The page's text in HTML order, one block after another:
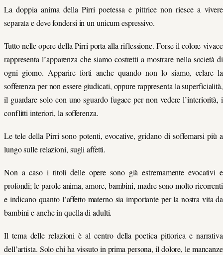
La doppia anima della Pirri poetessa e pittrice non riesce a vivere
separata e deve fondersi in un unicum espressivo.
Tutto nelle opere della Pirri porta alla riflessione. Forse il colore vivace
rappresenta l’apparenza che siamo costretti a mostrare nella società di
ogni giorno. Apparire forti anche quando non lo siamo, celare la
sofferenza per non essere giudicati, oppure rappresenta la superficialità,
il guardare solo con uno sguardo fugace per non vedere l’interiorità, i
conflitti interiori, la sofferenza.
Le tele della Pirri sono potenti, evocative, gridano di soffemarsi più a
lungo sulle relazioni, sugli affetti.
Non a caso i titoli delle opere sono già estremamente evocativi e
profondi; le parole anima, amore, bambini, madre sono molto ricorrenti
e indicano quanto l’affetto materno sia importante per la nostra vita da
bambini e anche in quella di adulti.
Il tema delle relazioni è al centro della poetica pittorica e narrativa
dell’artista. Solo chi ha vissuto in prima persona, il dolore, le mancanze